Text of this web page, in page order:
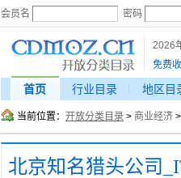
会员名 密码
2026
免费
首页 行业目录 地区目
当前位置： 开放分类目录 > 商业经济 >
北京知名猎头公司